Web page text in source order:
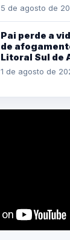
5 de agosto de
Pai perde a
de
Litoral Sul de
1 de agosto de